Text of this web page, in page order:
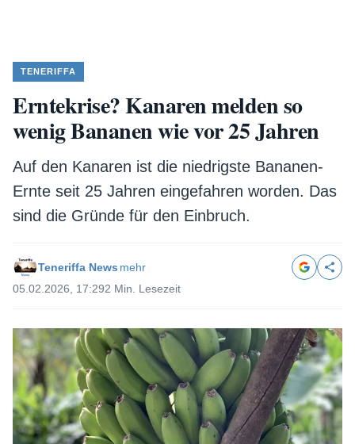
TENERIFFA
Erntekrise? Kanaren melden so
wenig Bananen wie vor 25 Jahren
Auf den Kanaren ist die niedrigste Bananen-
Ernte seit 25 Jahren eingefahren worden. Das
sind die Gründe für den Einbruch.
Teneriffa News mehr
05.02.2026, 17:292 Min. Lesezeit